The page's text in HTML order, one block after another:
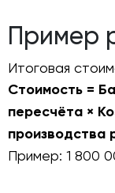
Пример
Итоговая
Стоимость =
пересчёта ×
производства
Пример: 1 800